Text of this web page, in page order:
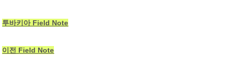
투바키아 Field Note
이전 Field Note